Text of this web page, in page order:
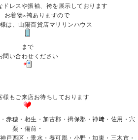
ドレスや振袖、袴を展示しております
お着物×袴ありますので
は、山陽百貨店マリリンハウス
まで
問い合わせください
様もご来店お待ちしております
赤穂・相生・加古郡・揖保郡・神﨑・佐用・宍
粟・備前・
戸西区・垂水・養可郡・小野・加東・三木市・